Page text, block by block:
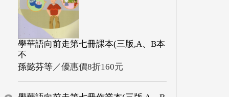
學華語向前走第七冊課本(三版,A、B本
不
孫懿芬等／優惠價8折160元